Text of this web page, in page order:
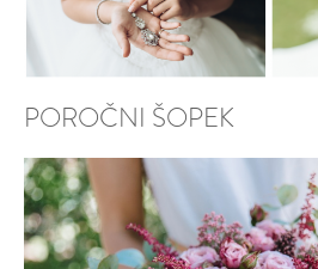
POROČNI ŠOPEK